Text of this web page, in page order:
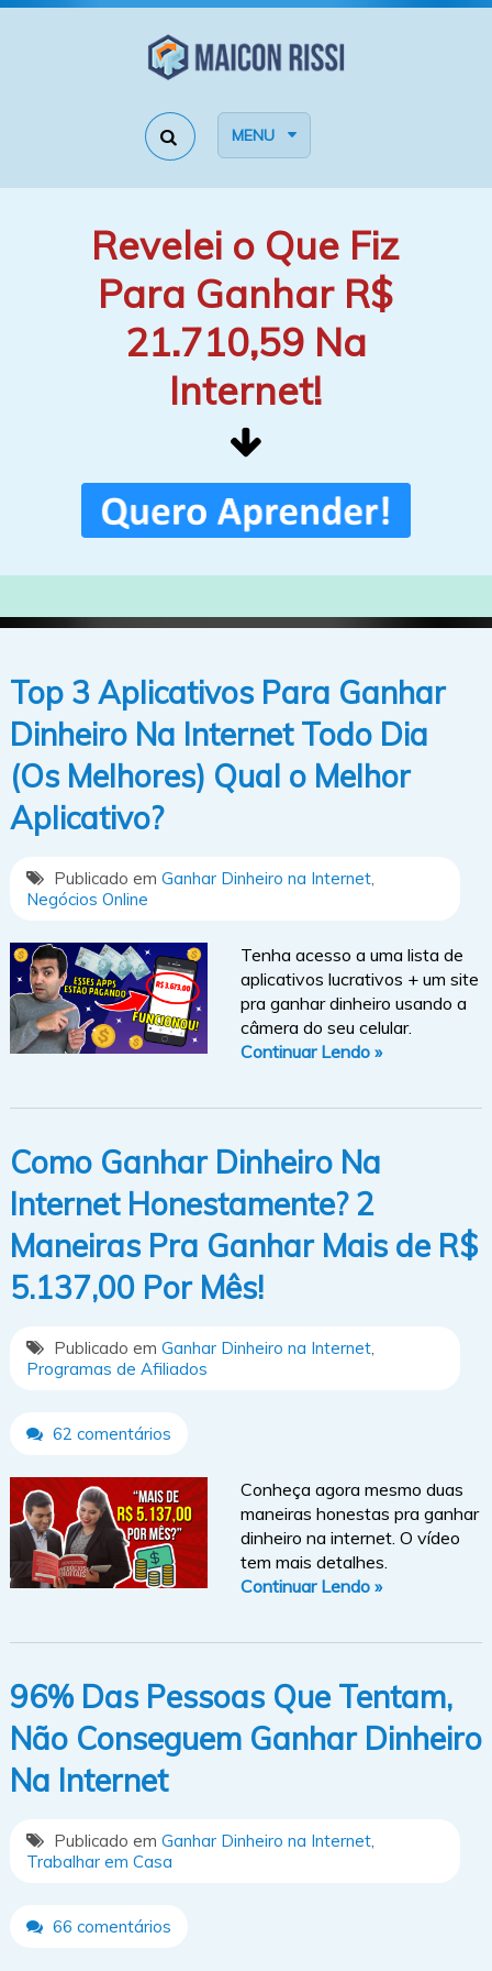
MENU
Revelei o Que Fiz
Para Ganhar R$
21.710,59 Na
Internet!
Top 3 Aplicativos Para Ganhar
Dinheiro Na Internet Todo Dia
(Os Melhores) Qual o Melhor
Aplicativo?
Publicado em Ganhar Dinheiro na Internet,
Negócios Online
Tenha acesso a uma lista de
aplicativos lucrativos + um site
pra ganhar dinheiro usando a
câmera do seu celular.
Continuar Lendo »
Como Ganhar Dinheiro Na
Internet Honestamente? 2
Maneiras Pra Ganhar Mais de R$
5.137,00 Por Mês!
Publicado em Ganhar Dinheiro na Internet,
Programas de Afiliados
62 comentários
Conheça agora mesmo duas
maneiras honestas pra ganhar
dinheiro na internet. O vídeo
tem mais detalhes.
Continuar Lendo »
96% Das Pessoas Que Tentam,
Não Conseguem Ganhar Dinheiro
Na Internet
Publicado em Ganhar Dinheiro na Internet,
Trabalhar em Casa
66 comentários